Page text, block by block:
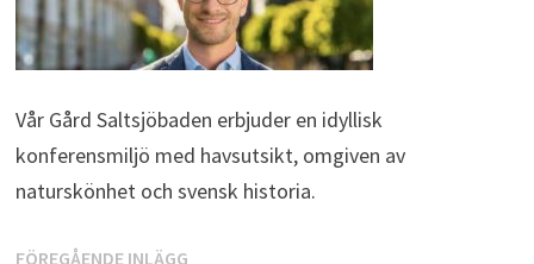
Vår Gård Saltsjöbaden erbjuder en idyllisk
konferensmiljö med havsutsikt, omgiven av
naturskönhet och svensk historia.
FÖREGÅENDE INLÄGGFöregående